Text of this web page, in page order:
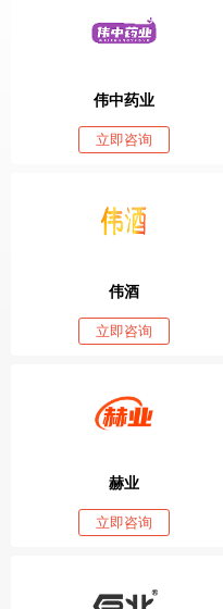
伟中药业
立即咨询
伟酒
立即咨询
赫业
立即咨询